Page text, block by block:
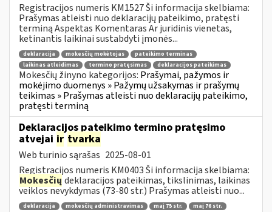
Registracijos numeris KM1527 Ši informacija skelbiama:
Prašymas atleisti nuo deklaracijų pateikimo, pratęsti
terminą Aspektas Komentaras Ar juridinis vienetas,
ketinantis laikinai sustabdyti įmonės...
deklaracija mokesčių mokėtojas
pateikimo terminas
laikinas atleidimas
termino pratęsimas deklaracijos pateikimas
Mokesčių žinyno kategorijos: Prašymai, pažymos ir
mokėjimo duomenys » Pažymų užsakymas ir prašymų
teikimas » Prašymas atleisti nuo deklaracijų pateikimo,
pratęsti terminą
Deklaracijos pateikimo termino pratęsimo
atvejai ir tvarka
Web turinio sąrašas 2025-08-01
Registracijos numeris KM0403 Ši informacija skelbiama:
Mokesčių deklaracijos pateikimas, tikslinimas, laikinas
veiklos nevykdymas (73-80 str.) Prašymas atleisti nuo...
deklaracija mokesčių administravimas maį 75 str.
maį 76 str.